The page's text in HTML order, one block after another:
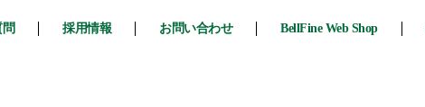
採用情報 お問い合わせ BellFine Web Shop